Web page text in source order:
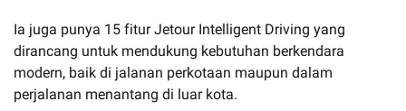
Ia juga punya 15 fitur Jetour Intelligent Driving yang
dirancang untuk mendukung kebutuhan berkendara
modern, baik di jalanan perkotaan maupun dalam
perjalanan menantang di luar kota.